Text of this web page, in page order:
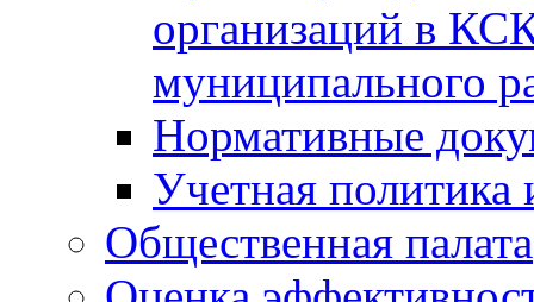
организаций в
муниципального
Нормативные
Учетная политика
Общественная палата